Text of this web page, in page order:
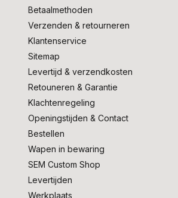
Betaalmethoden
Verzenden & retourneren
Klantenservice
Sitemap
Levertijd & verzendkosten
Retouneren & Garantie
Klachtenregeling
Openingstijden & Contact
Bestellen
Wapen in bewaring
SEM Custom Shop
Levertijden
Werkplaats